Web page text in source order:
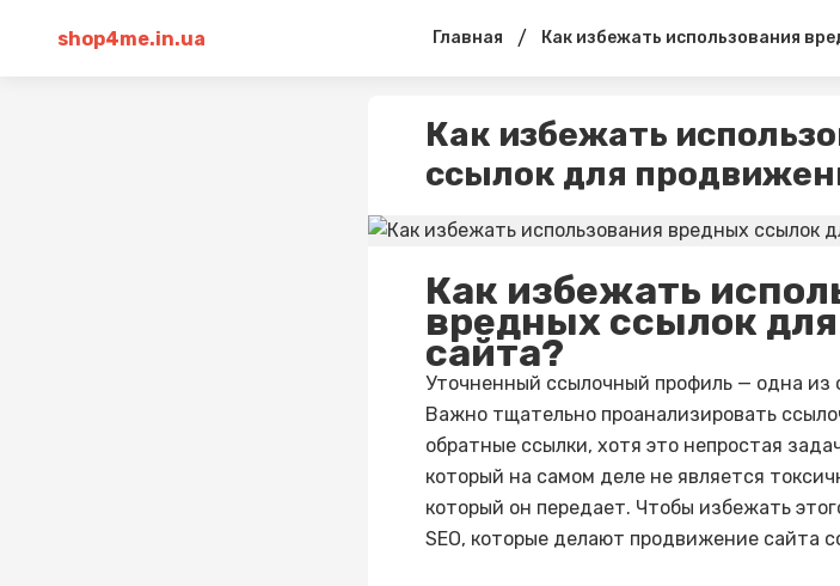
shop4me.in.ua Главная / Как избежать использования
Как избежать
ссылок для
Как избежать
вредных ссылок
сайта?
Уточненный ссылочный профиль — одна из
Важно тщательно проанализировать
обратные ссылки, хотя это непростая
который на самом деле не является
который он передает. Чтобы избежать
SEO, которые делают продвижение сайта